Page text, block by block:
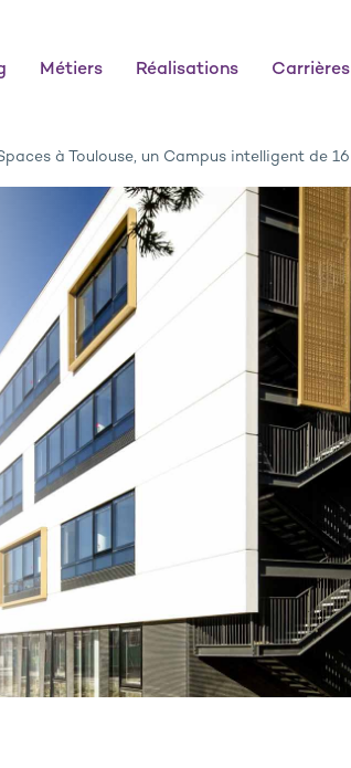
Métiers Réalisations Carrières
à Toulouse, un Campus intelligent de